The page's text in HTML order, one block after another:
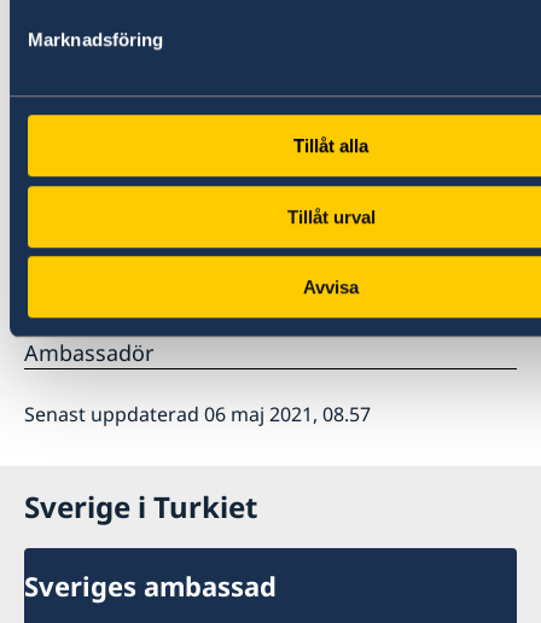
Marknadsföring
Tillåt alla
Tillåt urval
Avvisa
Ambassadör
Senast uppdaterad 06 maj 2021, 08.57
Sverige i Turkiet
Sveriges ambassad